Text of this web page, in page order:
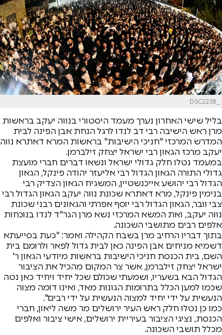
בליל שישי האחרון נערך מעמד היסטורי בנווה יעקב בראשות
מרן ראש הישיבה רבי דב לנדו לרגל הנחת אבן הפינה לבית
המדרש המרכזי "חניכי הישיבות" בראשות המרא דאתרא נווה
יעקב מרכז הגאון רבי ישראל יצחק זילברמן.
במעמד נטלו חלק גדולי ישראל ונשאו דברים חברי מועצת
גדולי התורה הגאון הגדול רבי אליעזר יהודה פינקל, הגאון
הגדול רבי יהושע אייכנשטיין, המשגיח הגאון הצדיק רבי
בנימין פינקל, מרא דאתרא שכונת נווה יעקב הגאון הגדול רבי
צבי וובר, הגאון הגדול רבי יוסף אפרתי והגאונים רבני שכונת
נווה יעקב, ואת המשא המרכזי נשא מרן הגר"ד לנדו בנוכחות
אלפים רבים מתושבי השכונה.
בתוך דבריו הרחיב מרן בשבח הקהילה ואמר: "כעת בסייעתא
דשמיא מניחים אבן הפינה כאן לבית גדול לפאר ולרומם בית
השם, בית הכנסת חניכי הישיבות בראשות מיודעי הגאון ר'
ישראל יצחק זילברמן, אשר צר המקום מהכיל את הציבור
הגדול הבא בשעריו, ושמעתי שכולם שכל יחיד ויחיד כאן נטה
שכמו למען הכלל בתרומות הגונות מאד, ואינו דומה מצוה
הנעשית על ידי יחיד למצוה הנעשית על ידי רבים".
כמו כן נטלו חלק ראש העיר ירושלים מר משה ליאון, חברי
הכנסת, נציגי הציבור בעיריית ירושלים, אישי ציבור ואלפים
מכלל תושבי השכונה.